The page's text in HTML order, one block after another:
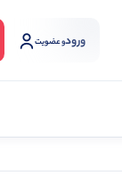
ورودو عضویت